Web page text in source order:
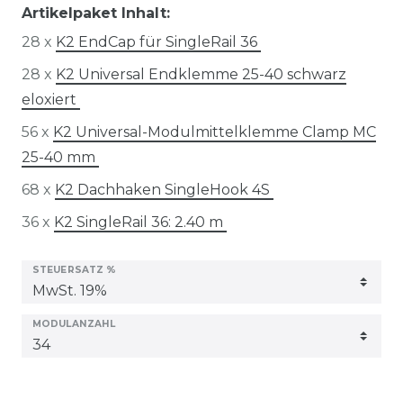
Artikelpaket Inhalt:
28 x K2 EndCap für SingleRail 36
28 x K2 Universal Endklemme 25-40 schwarz
eloxiert
56 x K2 Universal-Modulmittelklemme Clamp MC
25-40 mm
68 x K2 Dachhaken SingleHook 4S
36 x K2 SingleRail 36: 2.40 m
STEUERSATZ %
MODULANZAHL